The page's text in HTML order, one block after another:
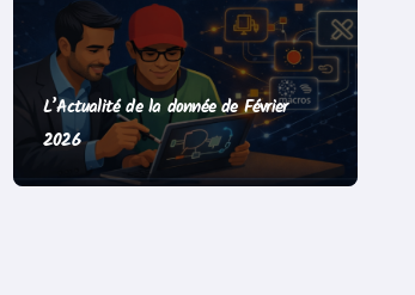
L’Actualité de la donnée de Février
2026